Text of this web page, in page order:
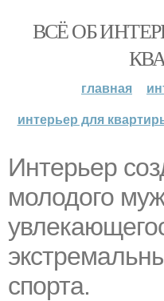
ВСЁ ОБ
главная
интерьер для
Интерьер
молодого
спорта.